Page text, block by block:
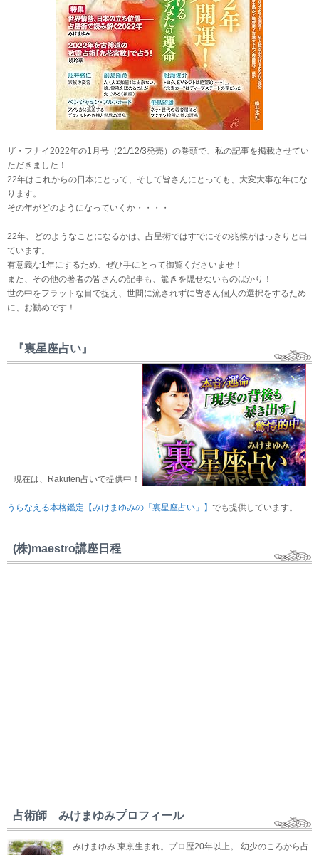
ザ・フナイ2022年の1月号（21/12/3発売）の巻頭で、私の記事を掲載させてい
ただきました！
22年はこれからの日本にとって、そして皆さんにとっても、大変大事な年にな
ります。
その年がどのようになっていくか・・・・
22年、どのようなことになるかは、占星術ではすでにその兆候がはっきりと出
ています。
有意義な1年にするため、ぜひ手にとって御覧くださいませ！
また、その他の著者の皆さんの記事も、驚きを隠せないものばかり！
世の中をフラットな目で捉え、世間に流されずに皆さん個人の選択をするため
に、お勧めです！
『裏星座占い』
現在は、Rakuten占いで提供中！
うらなえる本格鑑定【みけまゆみの「裏星座占い」】 でも提供しています。
(株)maestro講座日程
占術師 みけまゆみプロフィール
みけまゆみ 東京生まれ。プロ歴20年以上。 幼少のころから占